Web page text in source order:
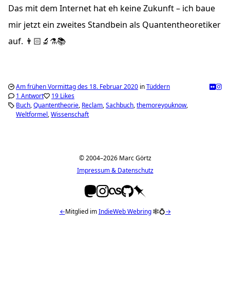
Das mit dem Internet hat eh keine Zukunft – ich baue
mir jetzt ein zweites Standbein als Quantentheoretiker
auf. 👨🏻‍🔬⚗️📚
Am frühen Vormittag des 18. Februar 2020 inTüddern
1 Antwort
19 Likes
Buch Quantentheorie Reclam Sachbuch themoreyouknow
Weltformel Wissenschaft
© 2004–2026 Marc Görtz
Impressum & Datenschutz
←Mitglied imIndieWeb Webring🕸💍→